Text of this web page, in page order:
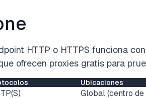
HTTP o HTTPS funciona
ofrecen proxies gratis para
Ubicaciones
Global (centro de